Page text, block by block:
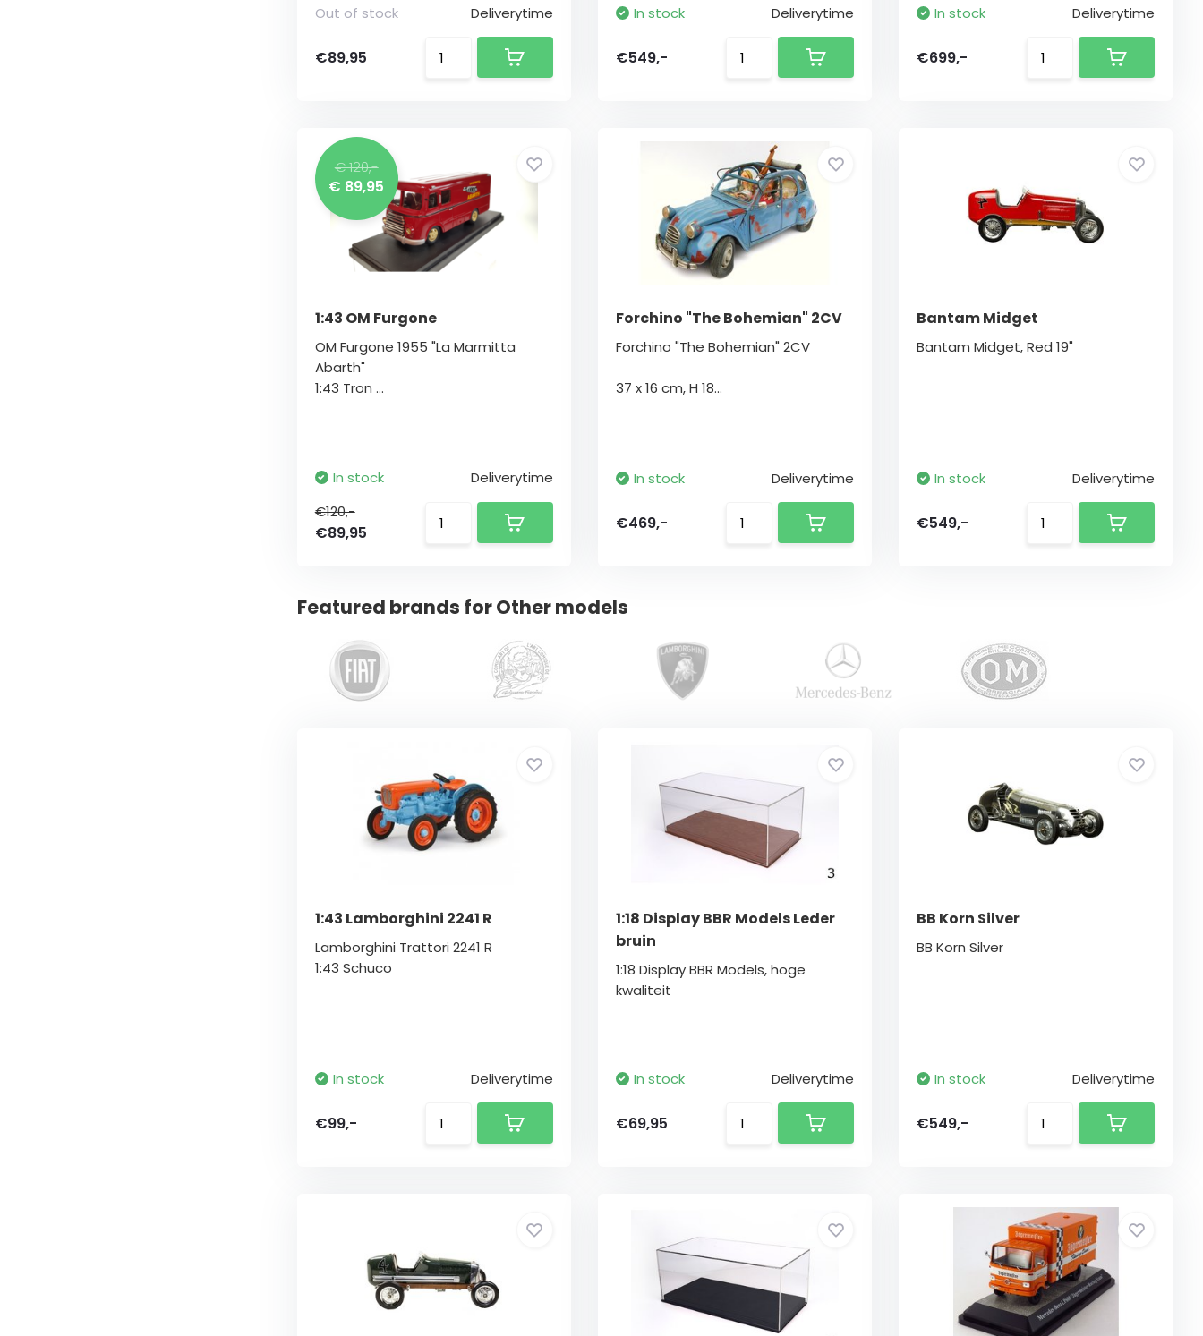
Out of stock Deliverytime
€89,95
In stock Deliverytime
€549,-
In stock Deliverytime
€699,-
€ 120,-
€ 89,95
1:43 OM Furgone
OM Furgone 1955 "La Marmitta
Abarth"
1:43 Tron ...
In stock
Deliverytime
€120,-
€89,95
Forchino "The Bohemian" 2CV
Forchino "The Bohemian" 2CV
37 x 16 cm, H 18...
In stock Deliverytime
€469,-
Bantam Midget
Bantam Midget, Red 19"
In stock Deliverytime
€549,-
Featured brands for Other models
1:43 Lamborghini 2241 R
Lamborghini Trattori 2241 R
1:43 Schuco
In stock Deliverytime
€99,-
1:18 Display BBR Models Leder
bruin
1:18 Display BBR Models, hoge
kwaliteit
In stock Deliverytime
€69,95
BB Korn Silver
BB Korn Silver
In stock Deliverytime
€549,-